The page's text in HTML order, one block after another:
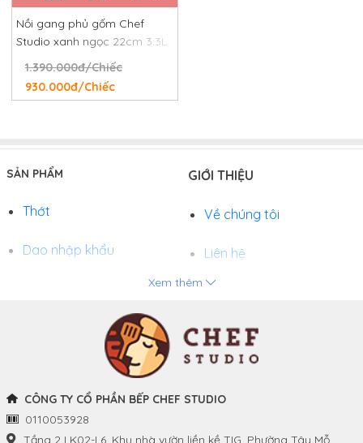
Nồi gang phủ gốm Chef
Studio xanh ngọc 22cm 3.3L
1.390.000đ/Chiếc
930.000đ/Chiếc
SẢN PHẨM
Thớt
Dao nhập khẩu
Khay và Bếp nướng
GIỚI THIỆU
Về chúng tôi
Liên hệ
Tuyển dụng
THÔNG TIN THEO DÕI CHÚNG TÔI
Xem thêm
CÔNG TY CỔ PHẦN BẾP CHEF STUDIO
0110053928
Tầng 2 LK02-L6, Khu nhà vườn liền kề TIG, Phường Tây Mỗ,